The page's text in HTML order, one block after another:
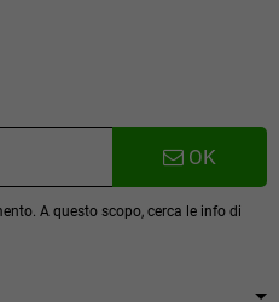
OK
A questo scopo, cerca le info di